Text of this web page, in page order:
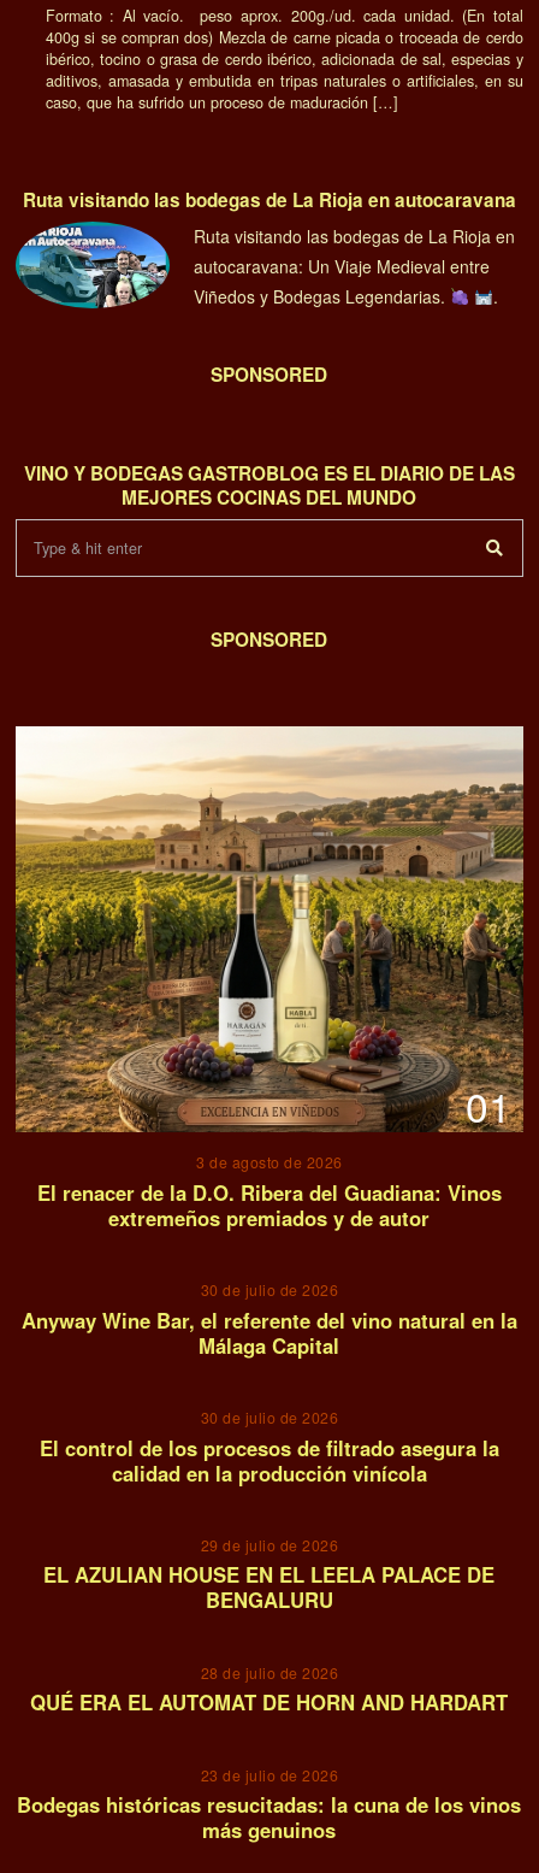
Formato : Al vacío. peso aprox. 200g./ud. cada unidad. (En total
400g si se compran dos) Mezcla de carne picada o troceada de cerdo
ibérico, tocino o grasa de cerdo ibérico, adicionada de sal, especias y
aditivos, amasada y embutida en tripas naturales o artificiales, en su
caso, que ha sufrido un proceso de maduración […]
Ruta visitando las bodegas de La Rioja en autocaravana
Ruta visitando las bodegas de La Rioja en
autocaravana: Un Viaje Medieval entre
Viñedos y Bodegas Legendarias.
.
SPONSORED
VINO Y BODEGAS GASTROBLOG ES EL DIARIO DE LAS
MEJORES COCINAS DEL MUNDO
SPONSORED
01
3 de agosto de 2026
El renacer de la D.O. Ribera del Guadiana: Vinos
extremeños premiados y de autor
30 de julio de 2026
Anyway Wine Bar, el referente del vino natural en la
Málaga Capital
30 de julio de 2026
El control de los procesos de filtrado asegura la
calidad en la producción vinícola
29 de julio de 2026
EL AZULIAN HOUSE EN EL LEELA PALACE DE
BENGALURU
28 de julio de 2026
QUÉ ERA EL AUTOMAT DE HORN AND HARDART
06
23 de julio de 2026
Bodegas históricas resucitadas: la cuna de los vinos
más genuinos